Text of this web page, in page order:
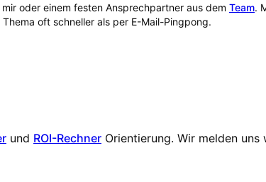
oder einem festen Ansprechpartner aus dem Team.
oft schneller als per E-Mail-Pingpong.
und ROI-Rechner Orientierung. Wir melden uns